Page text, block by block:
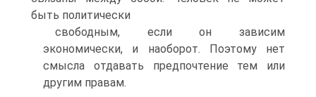
быть политически
свободным, если он зависим
экономически, и наоборот. Поэтому нет
смысла отдавать предпочтение тем или
другим правам.